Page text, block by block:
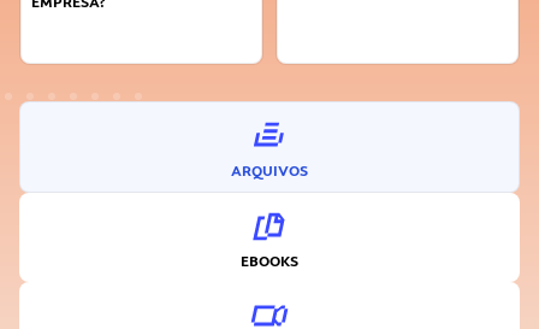
ARQUIVOS
EBOOKS